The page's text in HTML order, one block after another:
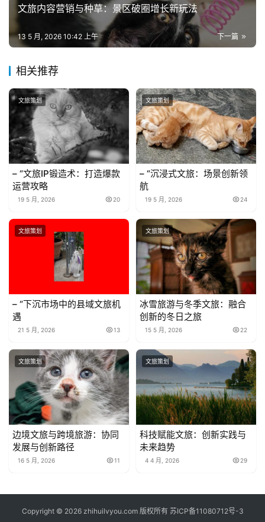
文旅内容营销与种草：景区破圈增长新玩法
下一篇
13 5 月, 2026 10:42 上午
相关推荐
文旅策划
– “文旅IP锻造术：打造爆款
运营攻略
19 5 月, 2026 20
文旅策划
– “沉浸式文旅：场景创新领
航
19 5 月, 2026 24
文旅策划
– “下沉市场中的县域文旅机
遇
21 5 月, 2026 13
文旅策划
冰雪旅游与冬季文旅：融合
创新的冬日之旅
15 5 月, 2026 22
文旅策划
边境文旅与跨境旅游：协同
发展与创新路径
16 5 月, 2026 11
文旅策划
科技赋能文旅：创新实践与
未来趋势
4 4 月, 2026 29
Copyright © 2026 zhihuilvyou.com 版权所有 苏ICP备11080712号-3